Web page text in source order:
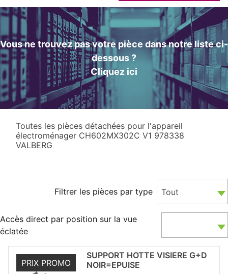
Vous ne trouvez pas votre pièce dans notre liste ci-
dessous ?
Cliquez ici
Toutes les pièces détachées pour l'appareil
électroménager CH602MX302C V1 978338
VALBERG
Filtrer les pièces par type Tout
Accès direct par position sur la vue
éclatée
PRIX PROMO
SUPPORT HOTTE VISIERE G+D
NOIR=EPUISE